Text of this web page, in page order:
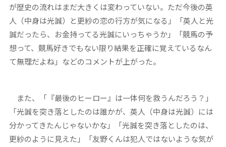
が歴史の流れはまだ大きくは変わっていない。ただ今後の英
人（中身は光誠）と更紗の恋の行方が気になる」「英人と光
誠だったら、お金持ってる光誠にいっちゃうか」「競馬の予
想って、競馬好きでもない限り結果を正確に覚えているなん
て無理だよね」などのコメントが上がった。
また、「『最後のヒーロー』は一体何を救うんだろう？」
「光誠を突き落としたのは誰かが、英人（中身は光誠）には
分かってきたんじゃないかな」「光誠を突き落としたのは、
更紗のように見えた」「友野くんは犯人ではないような気が